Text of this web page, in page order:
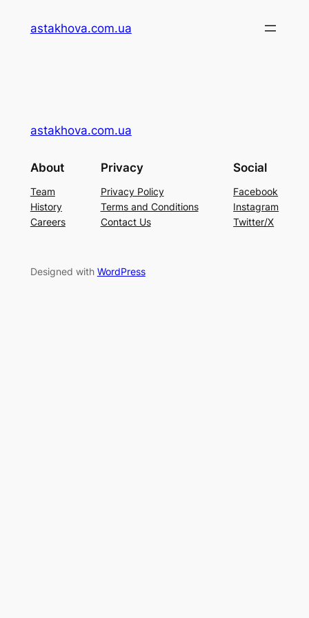
astakhova.com.ua
astakhova.com.ua
About
Team
History
Careers
Privacy
Privacy Policy
Terms and Conditions
Contact Us
Social
Facebook
Instagram
Twitter/X
Designed with WordPress